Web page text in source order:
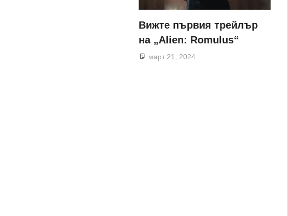
Вижте първия трейлър
на „Alien: Romulus“
март 21, 2024